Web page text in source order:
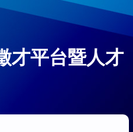
才平台暨人才